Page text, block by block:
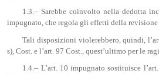
1.3.– Sarebbe coinvolto nella dedotta
impugnato, che regola gli effetti della
Tali disposizioni violerebbero, quindi,
s), Cost. e l’art. 97 Cost., quest’ultimo per le
1.4.– L’art. 10 impugnato sostituisce